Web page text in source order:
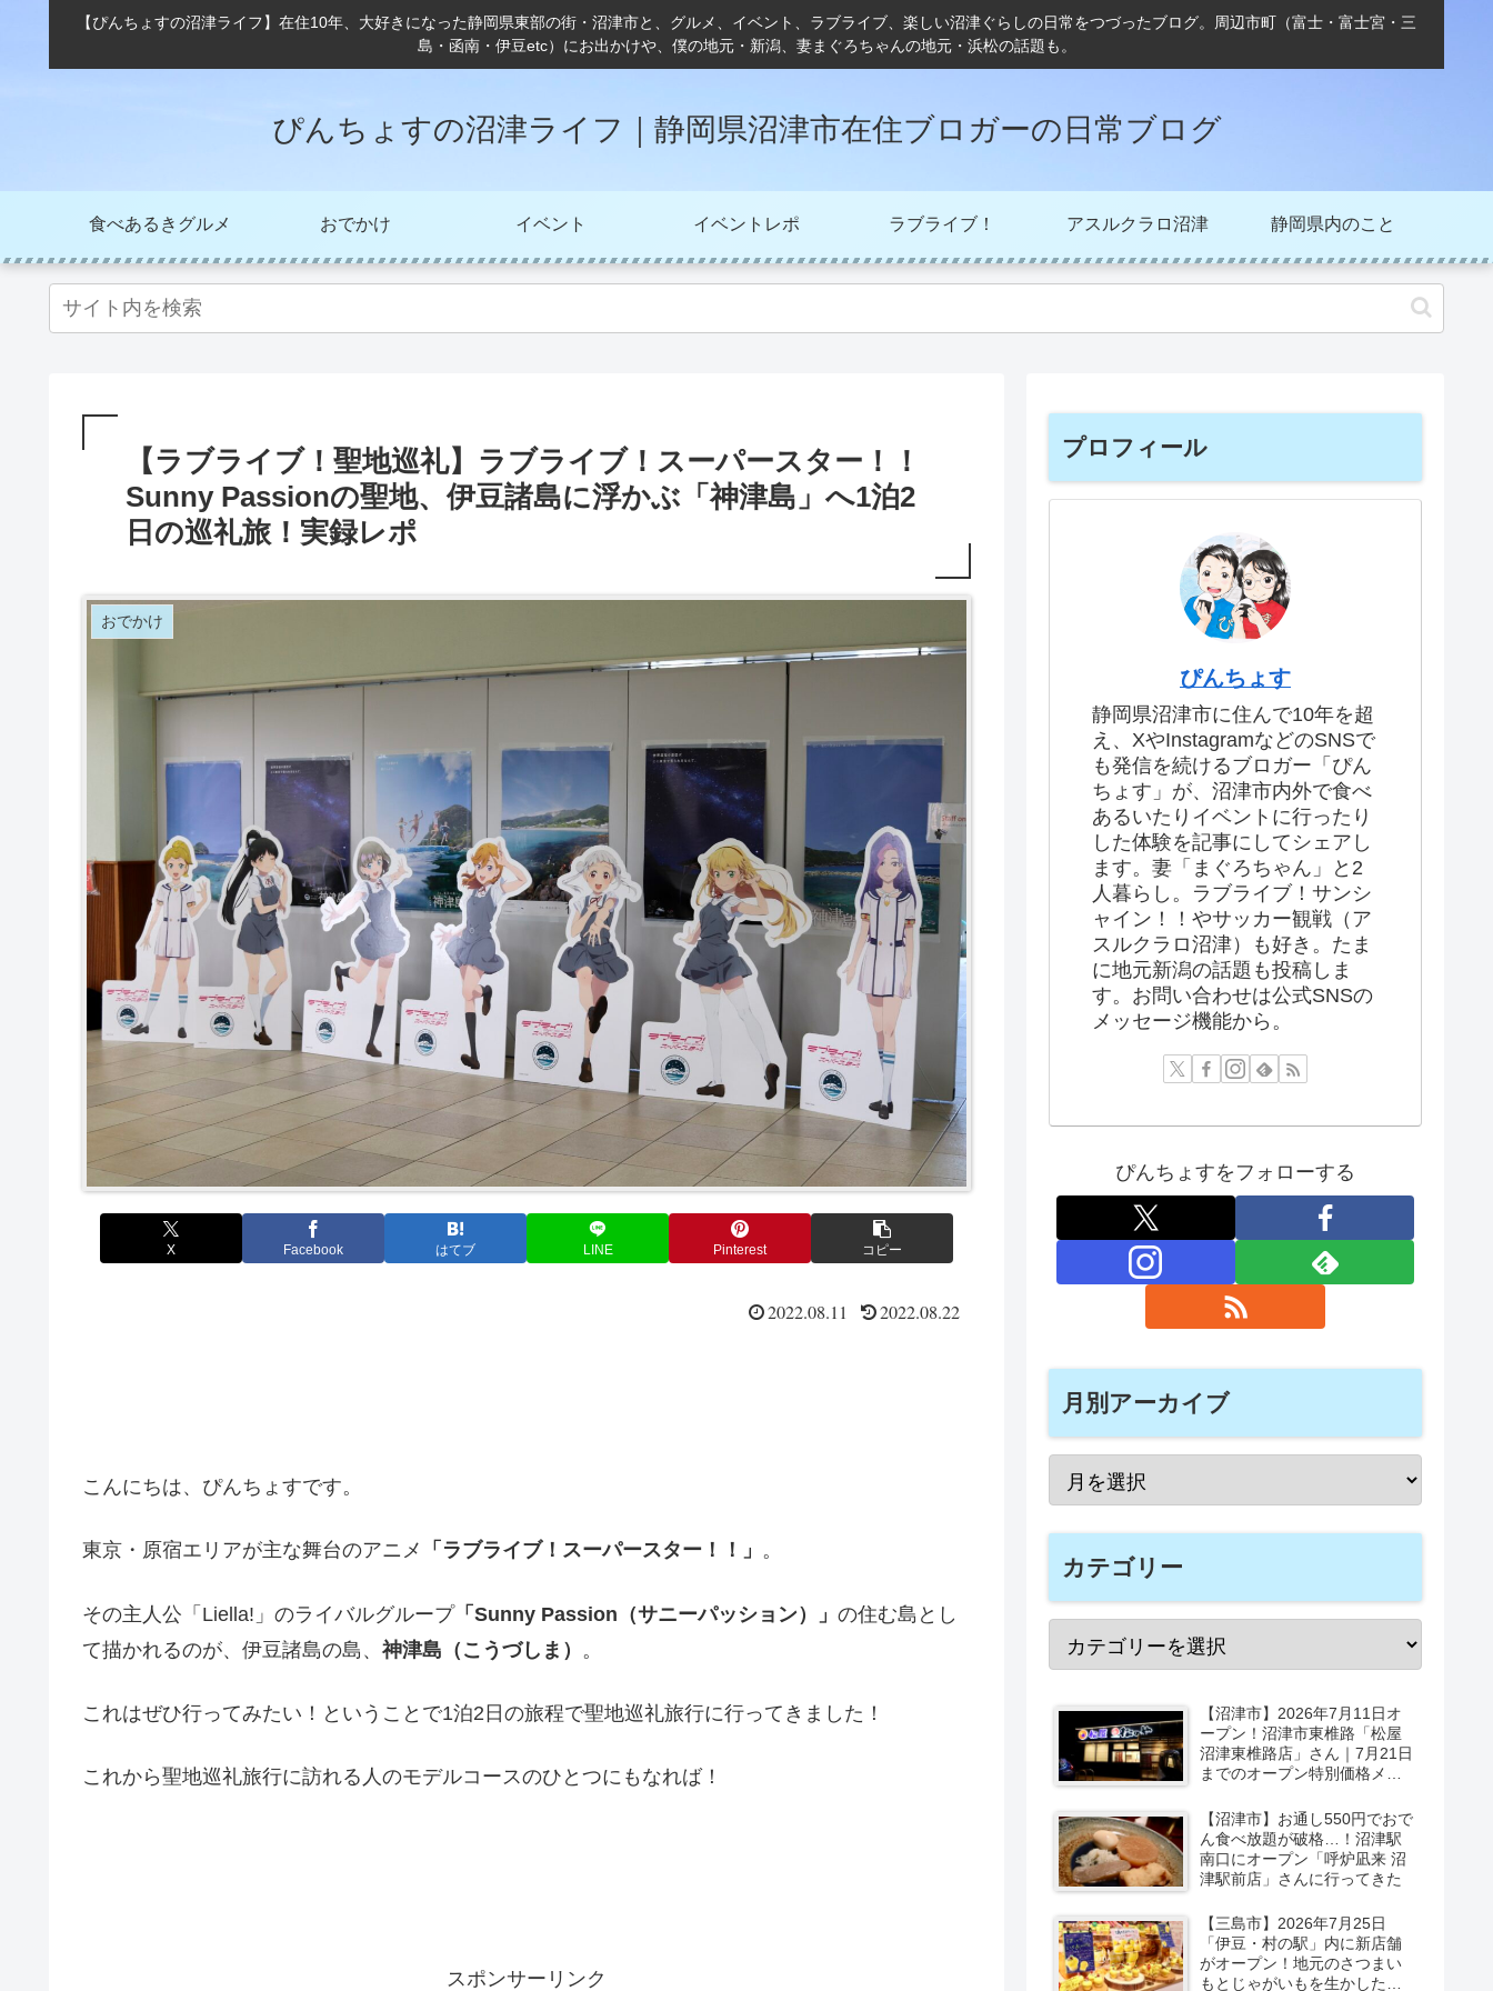
【ぴんちょすの沼津ライフ】在住10年、大好きになった静岡県東部の街・沼津市と、グルメ、イベント、ラブライブ、楽しい沼津ぐらしの日常をつづったブログ。周辺市町（富士・富士宮・三
島・函南・伊豆etc）にお出かけや、僕の地元・新潟、妻まぐろちゃんの地元・浜松の話題も。
ぴんちょすの沼津ライフ｜静岡県沼津市在住ブロガーの日常ブログ
食べあるきグルメ おでかけ イベント イベントレポ ラブライブ！ アスルクラロ沼津 静岡県内のこと
【ラブライブ！聖地巡礼】ラブライブ！スーパースター！！
Sunny Passionの聖地、伊豆諸島に浮かぶ「神津島」へ1泊2
日の巡礼旅！実録レポ
おでかけ
X Facebook はてブ LINE Pinterest コピー
2022.08.11 2022.08.22
こんにちは、ぴんちょすです。
東京・原宿エリアが主な舞台のアニメ 「ラブライブ！スーパースター！！」 。
その主人公「Liella!」のライバルグループ「Sunny Passion（サニーパッション）」 の住む島とし
て描かれるのが、伊豆諸島の島、 神津島（こうづしま） 。
これはぜひ行ってみたい！ということで1泊2日の旅程で聖地巡礼旅行に行ってきました！
これから聖地巡礼旅行に訪れる人のモデルコースのひとつにもなれば！
スポンサーリンク
プロフィール
ぴんちょす
静岡県沼津市に住んで10年を超
え、XやInstagramなどのSNSで
も発信を続けるブロガー「ぴん
ちょす」が、沼津市内外で食べ
あるいたりイベントに行ったり
した体験を記事にしてシェアし
ます。妻「まぐろちゃん」と2
人暮らし。ラブライブ！サンシ
ャイン！！やサッカー観戦（ア
スルクラロ沼津）も好き。たま
に地元新潟の話題も投稿しま
す。お問い合わせは公式SNSの
メッセージ機能から。
ぴんちょすをフォローする
月別アーカイブ
カテゴリー
【沼津市】2026年7月11日オ
ープン！沼津市東椎路「松屋
沼津東椎路店」さん｜7月21日
までのオープン特別価格メニ
【沼津市】お通し550円でおで
ん食べ放題が破格…！沼津駅
南口にオープン「呼炉凪来 沼
津駅前店」さんに行ってきた
【三島市】2026年7月25日
「伊豆・村の駅」内に新店舗
がオープン！地元のさつまい
もとじゃがいもを生かしたベ